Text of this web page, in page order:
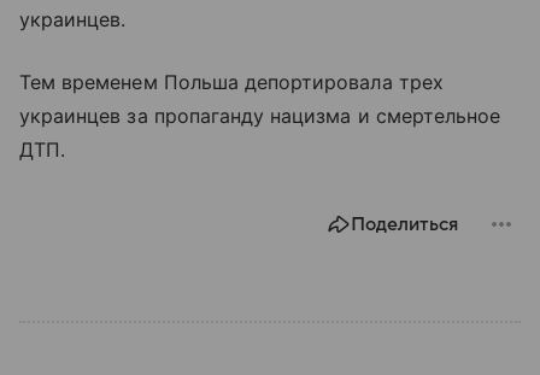
украинцев.
Тем временем Польша депортировала трех
украинцев за пропаганду нацизма и смертельное
ДТП.
Поделиться